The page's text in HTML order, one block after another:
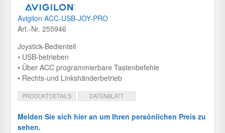
Avigilon ACC-USB-JOY-PRO
Art.-Nr. 255946
Joystick-Bedienteil
• USB-betrieben
• Über ACC programmierbare Tastenbefehle
• Rechts-und Linkshänderbetrieb
PRODUKTDETAILS DATENBLATT
Melden Sie sich hier an um Ihren persönlichen Preis zu
sehen.